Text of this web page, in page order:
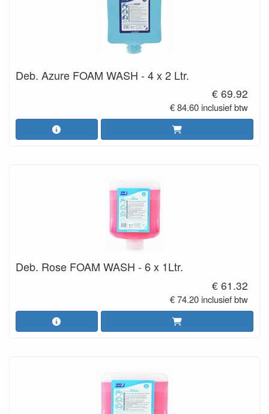
Deb. Azure FOAM WASH - 4 x 2 Ltr.
€ 69.92
€ 84.60 inclusief btw
Deb. Rose FOAM WASH - 6 x 1Ltr.
€ 61.32
€ 74.20 inclusief btw